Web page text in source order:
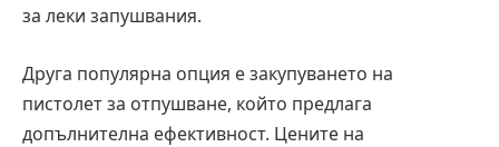
за леки запушвания.
Друга популярна опция е закупуването на
пистолет за отпушване, който предлага
допълнителна ефективност. Цените на